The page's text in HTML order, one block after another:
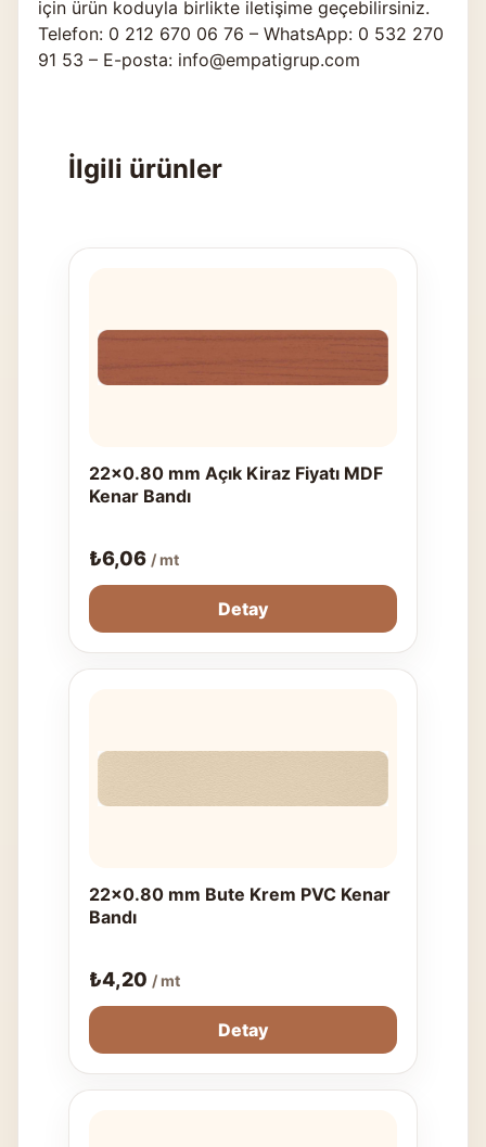
için ürün koduyla birlikte iletişime geçebilirsiniz.
Telefon: 0 212 670 06 76 – WhatsApp: 0 532 270
91 53 – E-posta: info@empatigrup.com
İlgili ürünler
22x0.80 mm Açık Kiraz Fiyatı MDF
Kenar Bandı
₺6,06 / mt
Detay
22x0.80 mm Bute Krem PVC Kenar
Bandı
₺4,20 / mt
Detay